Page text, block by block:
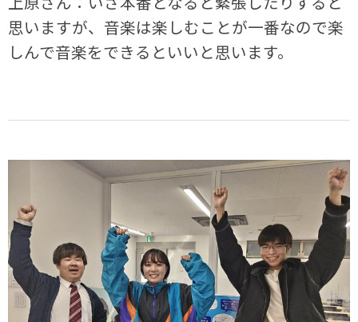
思いますが、音楽は楽しむことが一番なので楽
しんで音楽をできるといいと思います。